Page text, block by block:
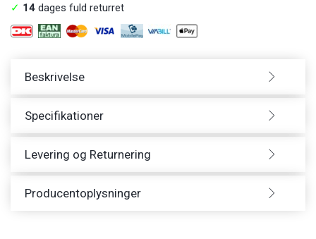
✓ 14 dages fuld returret
Beskrivelse
Specifikationer
Levering og Returnering
Producentoplysninger